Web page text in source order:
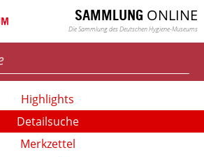
SAMMLUNG ONLINE
Die Sammlung des Deutschen Hygiene-Museums
Highlights
Detailsuche
Merkzettel